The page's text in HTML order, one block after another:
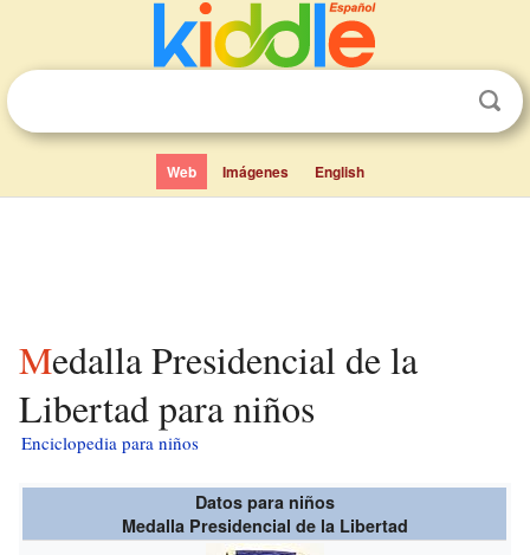
Web Imágenes English
Medalla Presidencial de la
Libertad para niños
Enciclopedia para niños
Datos para niños
Medalla Presidencial de la Libertad